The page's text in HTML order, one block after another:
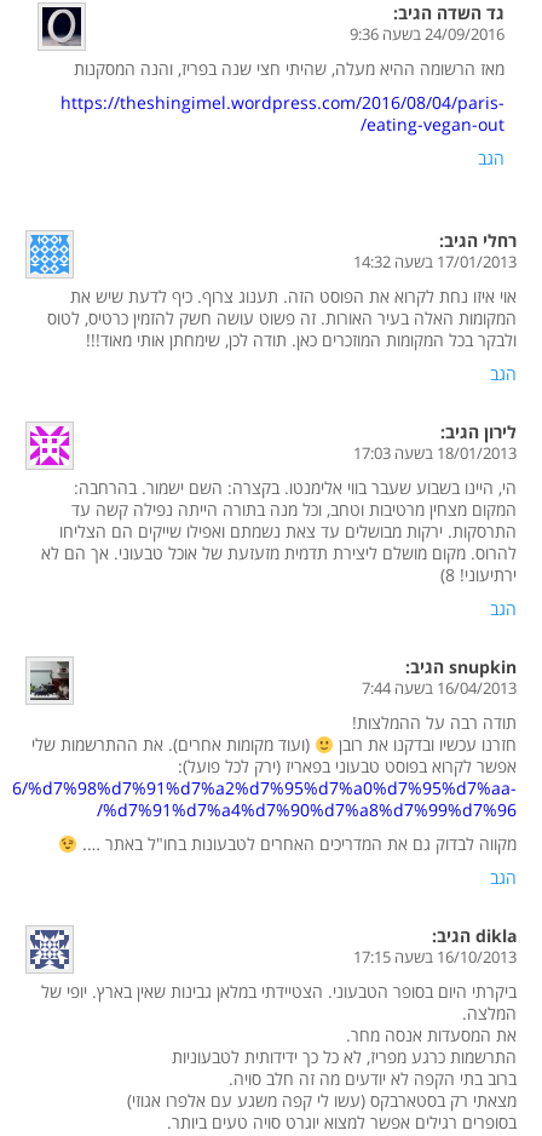
גד השדה הגיב:
24/09/2016 בשעה 9:36
מאז הרשומה ההיא מעלה, שהיתי חצי שנה בפריז, והנה המסקנות
https://theshingimel.wordpress.com/2016/08/04/paris-
eating-vegan-out/
הגב
רחלי הגיב:
17/01/2013 בשעה 14:32
אוי איזו נחת לקרוא את הפוסט הזה. תענוג צרוף. כיף לדעת שיש את
המקומות האלה בעיר האורות. זה פשוט עושה חשק להזמין כרטיס, לטוס
ולבקר בכל המקומות המוזכרים כאן. תודה לכן, שימחתן אותי מאוד!!!
הגב
לירון הגיב:
18/01/2013 בשעה 17:03
הי, היינו בשבוע שעבר בווי אלימנטו. בקצרה: השם ישמור. בהרחבה:
המקום מצחין מרטיבות וטחב, וכל מנה בתורה הייתה נפילה קשה עד
התרסקות. ירקות מבושלים עד צאת נשמתם ואפילו שייקים הם הצליחו
להרוס. מקום מושלם ליצירת תדמית מזעזעת של אוכל טבעוני. אך הם לא
ירתיעוני! 8)
הגב
snupkin הגיב:
16/04/2013 בשעה 7:44
תודה רבה על ההמלצות!
חזרנו עכשיו ובדקנו את רובן
(ועוד מקומות אחרים). את ההתרשמות שלי
אפשר לקרוא בפוסט טבעוני בפאריז (ירק לכל פועל):
%d7%91%d7%a4%d7%90%d7%a8%d7%99%d7%96/
מקווה לבדוק גם את המדריכים האחרים לטבעונות בחו"ל באתר ….
הגב
dikla הגיב:
16/10/2013 בשעה 17:15
ביקרתי היום בסופר הטבעוני. הצטיידתי במלאן גבינות שאין בארץ. יופי של
המלצה.
את המסעדות אנסה מחר.
התרשמות כרגע מפריז, לא כל כך ידידותית לטבעוניות
ברוב בתי הקפה לא יודעים מה זה חלב סויה.
מצאתי רק בסטארבקס (עשו לי קפה משגע עם אלפרו אגוזי)
בסופרים רגילים אפשר למצוא יוגרט סויה טעים ביותר.